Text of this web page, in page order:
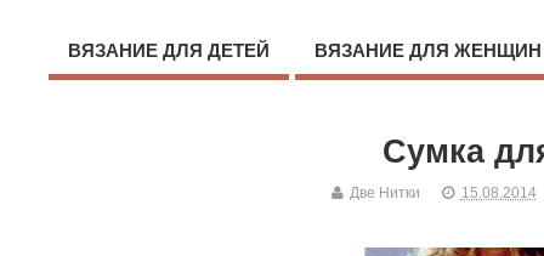
ВЯЗАНИЕ ДЛЯ ДЕТЕЙ ВЯЗАНИЕ ДЛЯ ЖЕНЩИН
Сумка
Две Нитки 15.08.2014